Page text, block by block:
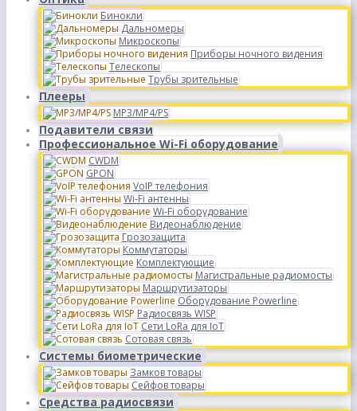
Бинокли
Дальномеры
Микроскопы
Приборы ночного видения
Телескопы
Трубы зрительные
Плееры
MP3/MP4/PS
Подавители связи
Профессиональное Wi-Fi оборудование
CWDM
GPON
VoIP телефония
Wi-Fi антенны
Wi-Fi оборудование
Видеонаблюдение
Грозозащита
Коммутаторы
Комплектующие
Магистральные радиомосты
Маршрутизаторы
Оборудование Powerline
Радиосвязь WISP
Сети LoRa для IoT
Сотовая связь
Системы биометрические
Замков товары
Сейфов товары
Средства радиосвязи